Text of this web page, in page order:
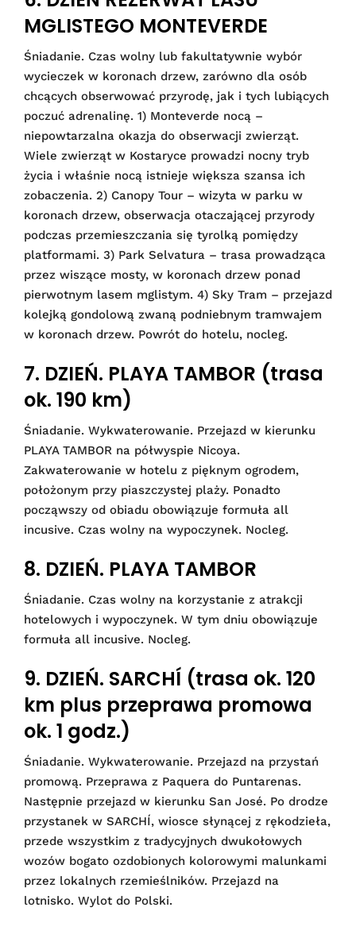
MGLISTEGO MONTEVERDE
Śniadanie. Czas wolny lub fakultatywnie wybór
wycieczek w koronach drzew, zarówno dla osób
chcących obserwować przyrodę, jak i tych lubiących
poczuć adrenalinę. 1) Monteverde nocą –
niepowtarzalna okazja do obserwacji zwierząt.
Wiele zwierząt w Kostaryce prowadzi nocny tryb
życia i właśnie nocą istnieje większa szansa ich
zobaczenia. 2) Canopy Tour – wizyta w parku w
koronach drzew, obserwacja otaczającej przyrody
podczas przemieszczania się tyrolką pomiędzy
platformami. 3) Park Selvatura – trasa prowadząca
przez wiszące mosty, w koronach drzew ponad
pierwotnym lasem mglistym. 4) Sky Tram – przejazd
kolejką gondolową zwaną podniebnym tramwajem
w koronach drzew. Powrót do hotelu, nocleg.
7. DZIEŃ. PLAYA TAMBOR (trasa
ok. 190 km)
Śniadanie. Wykwaterowanie. Przejazd w kierunku
PLAYA TAMBOR na półwyspie Nicoya.
Zakwaterowanie w hotelu z pięknym ogrodem,
położonym przy piaszczystej plaży. Ponadto
począwszy od obiadu obowiązuje formuła all
incusive. Czas wolny na wypoczynek. Nocleg.
8. DZIEŃ. PLAYA TAMBOR
Śniadanie. Czas wolny na korzystanie z atrakcji
hotelowych i wypoczynek. W tym dniu obowiązuje
formuła all incusive. Nocleg.
9. DZIEŃ. SARCHÍ (trasa ok. 120
km plus przeprawa promowa
ok. 1 godz.)
Śniadanie. Wykwaterowanie. Przejazd na przystań
promową. Przeprawa z Paquera do Puntarenas.
Następnie przejazd w kierunku San José. Po drodze
przystanek w SARCHÍ, wiosce słynącej z rękodzieła,
przede wszystkim z tradycyjnych dwukołowych
wozów bogato ozdobionych kolorowymi malunkami
przez lokalnych rzemieślników. Przejazd na
lotnisko. Wylot do Polski.